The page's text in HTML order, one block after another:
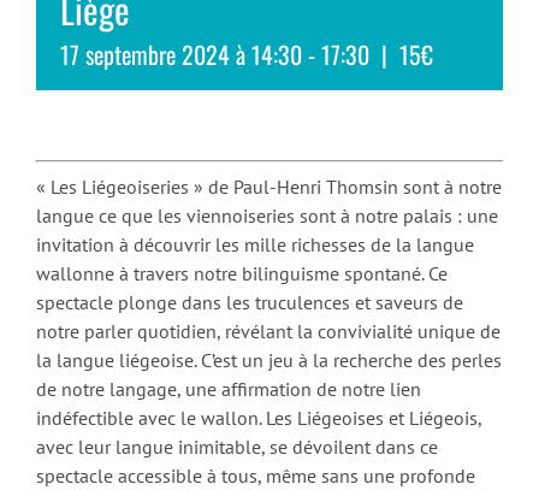
17 septembre 2024 à 14:30-17:30 | 15€
« Les Liégeoiseries » de Paul-Henri Thomsin sont à notre
langue ce que les viennoiseries sont à notre palais : une
invitation à découvrir les mille richesses de la langue
wallonne à travers notre bilinguisme spontané. Ce
spectacle plonge dans les truculences et saveurs de
notre parler quotidien, révélant la convivialité unique de
la langue liégeoise. C’est un jeu à la recherche des perles
de notre langage, une affirmation de notre lien
indéfectible avec le wallon. Les Liégeoises et Liégeois,
avec leur langue inimitable, se dévoilent dans ce
spectacle accessible à tous, même sans une profonde